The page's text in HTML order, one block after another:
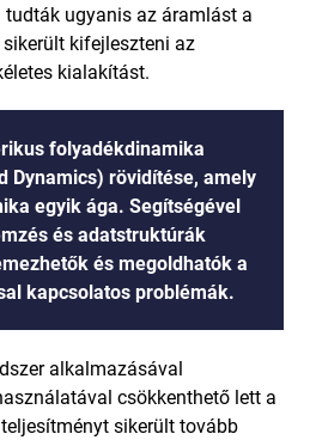
ugyanis az áramlást a
kifejleszteni az
kialakítást.
folyadékdinamika
Dynamics) rövidítése, amely
egyik ága. Segítségével
és adatstruktúrák
és megoldhatók a
kapcsolatos problémák.
alkalmazásával
csökkenthető lett a
sikerült tovább